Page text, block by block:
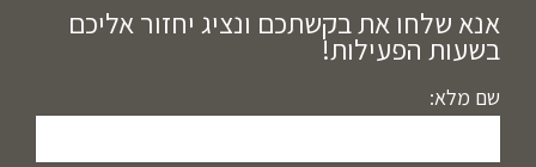
אנא שלחו את בקשתכם ונציג יחזור אליכם
בשעות הפעילות!
שם מלא: